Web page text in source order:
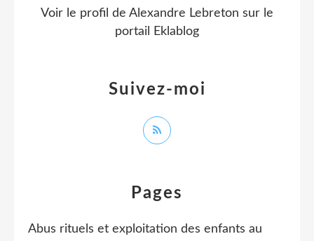
Pages
Abus rituels et exploitation des enfants au
Suivez-moi
Voir le profil de Alexandre Lebreton sur le
portail Eklablog